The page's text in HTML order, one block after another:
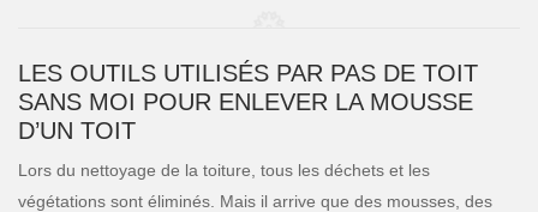
LES OUTILS UTILISÉS PAR PAS DE TOIT
SANS MOI POUR ENLEVER LA MOUSSE
D’UN TOIT
Lors du nettoyage de la toiture, tous les déchets et les
végétations sont éliminés. Mais il arrive que des mousses, des